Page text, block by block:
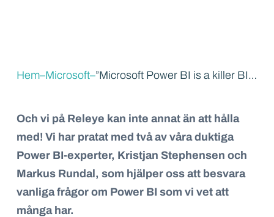
Hem–Microsoft– ”Microsoft Power BI is a killer BI platform”, enligt Forrester
Och vi på Releye kan inte annat än att hålla
med! Vi har pratat med två av våra duktiga
Power BI-experter, Kristjan Stephensen och
Markus Rundal, som hjälper oss att besvara
vanliga frågor om Power BI som vi vet att
många har.